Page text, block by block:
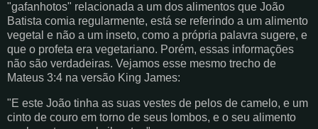
"gafanhotos" relacionada a um dos alimentos que João
Batista comia regularmente, está se referindo a um alimento
vegetal e não a um inseto, como a própria palavra sugere, e
que o profeta era vegetariano. Porém, essas informações
não são verdadeiras. Vejamos esse mesmo trecho de
Mateus 3:4 na versão King James:
"E este João tinha as suas vestes de pelos de camelo, e um
cinto de couro em torno de seus lombos, e o seu alimento